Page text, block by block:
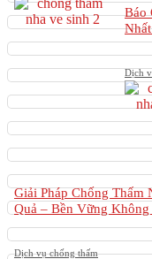
Báo
Dịch
Giải Pháp Chống Thấm
Quả – Bền Vững
Dịch vụ chống thấm